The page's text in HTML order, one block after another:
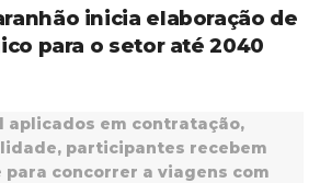
inicia elaboração de
para o setor até 2040